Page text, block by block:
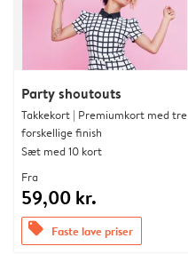
Party shoutouts
Takkekort | Premiumkort med tre
forskellige finish
Sæt med 10 kort
Fra
59,00 kr.
offers Faste lave priser